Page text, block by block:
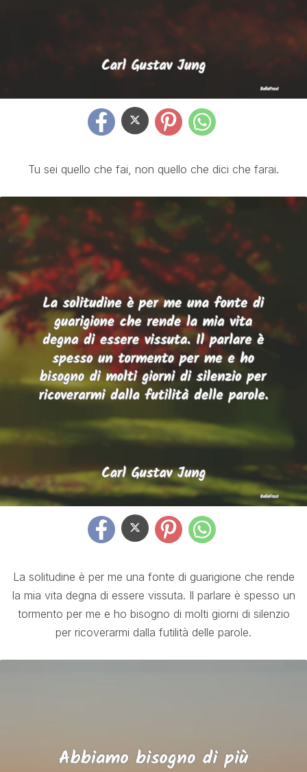
Tu sei quello che fai, non quello che dici che farai.
La solitudine è per me una fonte di guarigione che rende
la mia vita degna di essere vissuta. Il parlare è spesso un
tormento per me e ho bisogno di molti giorni di silenzio
per ricoverarmi dalla futilità delle parole.